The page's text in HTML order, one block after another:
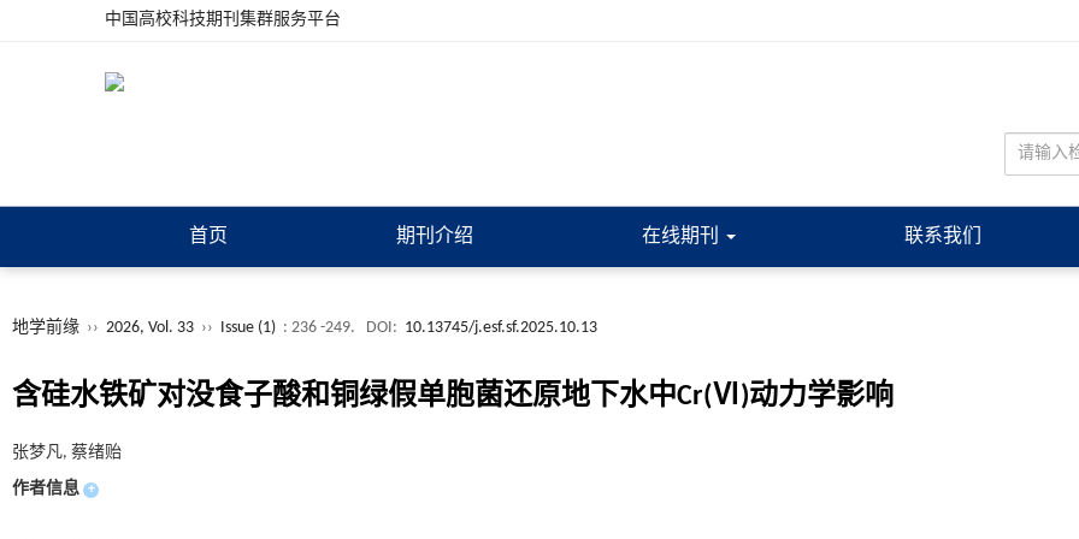
中国高校科技期刊集群服务平台
首页 期刊介绍 在线期刊 联系我们
地学前缘 ›› 2026, Vol. 33 ›› Issue (1) : 236 -249. DOI: 10.13745/j.esf.sf.2025.10.13
含硅水铁矿对没食子酸和铜绿假单胞菌还原地下水中Cr(Ⅵ)动力学影响
张梦凡, 蔡绪贻
作者信息 +